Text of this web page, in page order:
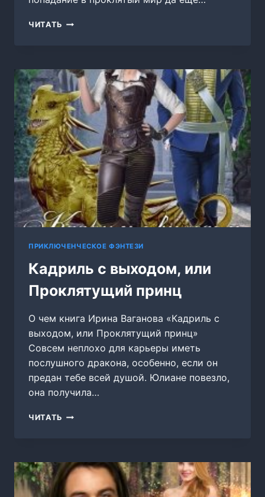
ЧИТАТЬ ИСПЫТАНИЕ
ПОНЕВОЛЕ
ПРИКЛЮЧЕНЧЕСКОЕ ФЭНТЕЗИ
Кадриль с выходом, или
Проклятущий принц
О чем книга Ирина Ваганова «Кадриль с
выходом, или Проклятущий принц»
Совсем неплохо для карьеры иметь
послушного дракона, особенно, если он
предан тебе всей душой. Юлиане повезло,
она получила…
ЧИТАТЬ КАДРИЛЬ
ПРОКЛЯТУЩИЙ
ПРИНЦ